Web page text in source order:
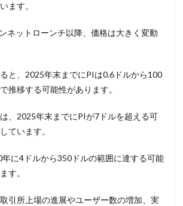
ます。
ネットローンチ以降、価格は大きく変動
と、2025年末までにPIは0.6ドルから100
推移する可能性があります。
、2025年末までにPIが7ドルを超える可
ています。
に4ドルから350ドルの範囲に達する可能
す。
引所上場の進展やユーザー数の増加、実